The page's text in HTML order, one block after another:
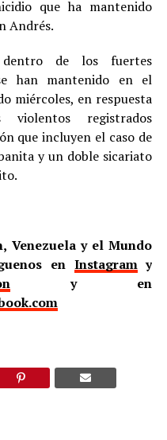
que ha mantenido
Andrés.
dentro de los fuertes
han mantenido en el
miércoles, en respuesta
registrados
que incluyen el caso de
y un doble sicariato
Venezuela y el Mundo
en Instagramy
y en